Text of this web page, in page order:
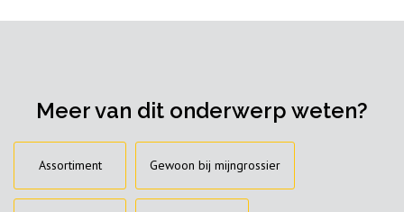
Meer van dit onderwerp weten?
Assortiment Gewoon bij mijngrossier